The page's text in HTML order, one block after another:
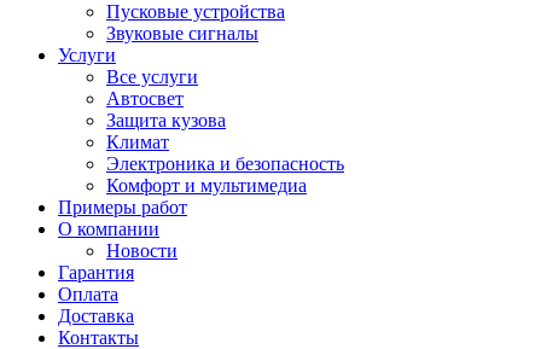
Пусковые устройства
Звуковые сигналы
Услуги
Все услуги
Автосвет
Защита кузова
Климат
Электроника и безопасность
Комфорт и мультимедиа
Примеры работ
О компании
Новости
Гарантия
Оплата
Доставка
Контакты